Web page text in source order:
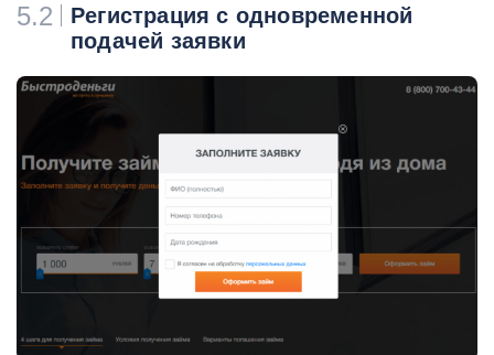
5.2
Регистрация с одновременной
подачей заявки